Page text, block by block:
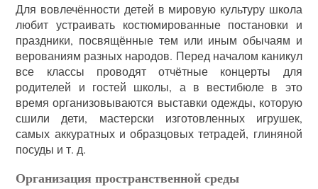
Для вовлечённости детей в мировую культуру школа
любит устраивать костюмированные постановки и
праздники, посвящённые тем или иным обычаям и
верованиям разных народов. Перед началом каникул
все классы проводят отчётные концерты для
родителей и гостей школы, а в вестибюле в это
время организовываются выставки одежды, которую
сшили дети, мастерски изготовленных игрушек,
самых аккуратных и образцовых тетрадей, глиняной
посуды и т. д.
Организация пространственной среды